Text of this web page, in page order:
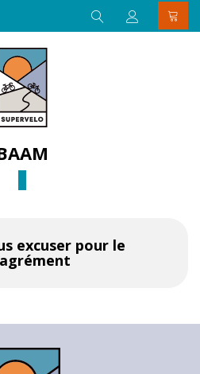
excuser pour le